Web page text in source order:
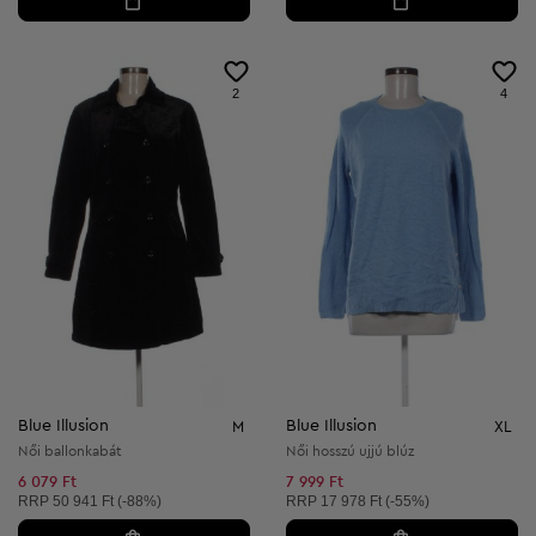
2
Blue Illusion M
Női ballonkabát
6 079 Ft
Ajánlott ár:
RRP 50 941 Ft (-88%)
4
Blue Illusion XL
Női hosszú ujjú blúz
7 999 Ft
Ajánlott ár:
RRP 17 978 Ft (-55%)